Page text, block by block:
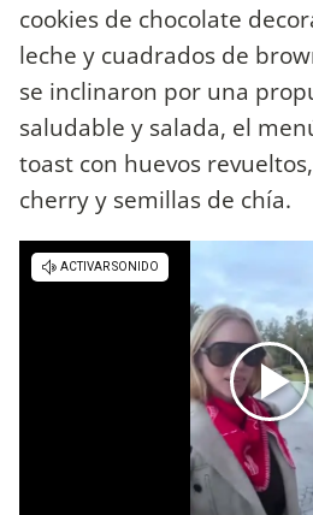
cookies de chocolate
leche y cuadrados de
se inclinaron por una
saludable y salada, el
toast con huevos
cherry y semillas de chía.